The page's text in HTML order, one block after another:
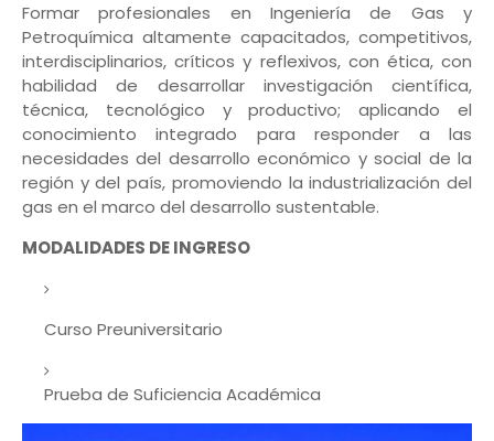
Formar profesionales en Ingeniería de Gas y
Petroquímica altamente capacitados, competitivos,
interdisciplinarios, críticos y reflexivos, con ética, con
habilidad de desarrollar investigación científica,
técnica, tecnológico y productivo; aplicando el
conocimiento integrado para responder a las
necesidades del desarrollo económico y social de la
región y del país, promoviendo la industrialización del
gas en el marco del desarrollo sustentable.
MODALIDADES DE INGRESO
Curso Preuniversitario
Prueba de Suficiencia Académica